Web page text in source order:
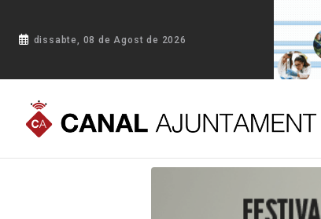
dissabte, 08 de Agost de 2026
Portada Blog Manifest unitari institucional del Dia